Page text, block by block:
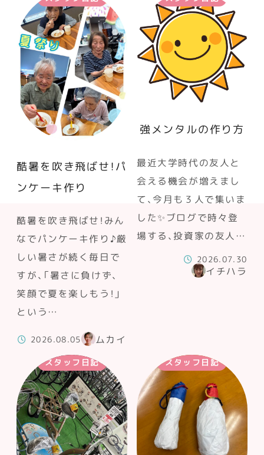
酷暑を吹き飛ばせ！パ
ンケーキ作り
酷暑を吹き飛ばせ！みん
なでパンケーキ作り♪厳
しい暑さが続く毎日で
すが、「暑さに負けず、
笑顔で夏を楽しもう！」
という…
2026.08.05 ムカイ
強メンタルの作り方
最近大学時代の友人と
会える機会が増えまし
て、今月も３人で集いま
した✨ブログで時々登
場する、投資家の友人…
2026.07.30
イチハラ
スタッフ日記 スタッフ日記